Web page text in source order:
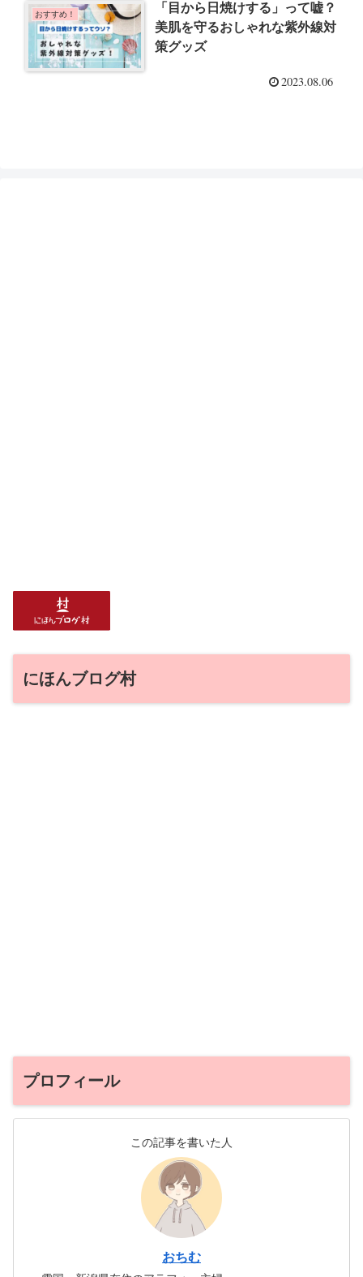
おすすめ！
「目から日焼けする」って嘘？
美肌を守るおしゃれな紫外線対
策グッズ
2023.08.06
にほんブログ村
プロフィール
この記事を書いた人
おちむ